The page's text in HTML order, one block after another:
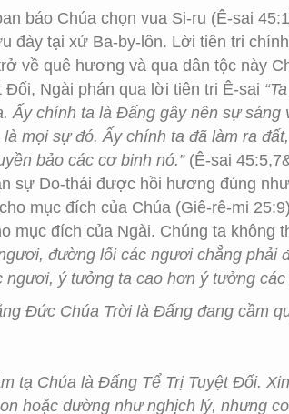
báo Chúa chọn vua Si-ru (Ê-sai
đày tại xứ Ba-by-lôn. Lời tiên tri
về quê hương và qua dân tộc này
Đối, Ngài phán qua lời tiên tri Ê-sai
Ấy chính ta là Đấng gây nên sự
mọi sự đó. Ấy chính ta đã làm ra
bảo các cơ binh nó.”(Ê-sai
sự Do-thái được hồi hương đúng
mục đích của Chúa (Giê-rê-mi
mục đích của Ngài. Chúng ta
đường lối các ngươi chẳng
ngươi, ý tưởng ta cao hơn ý tưởng các
Đức Chúa Trời là Đấng đang cầm
tạ Chúa là Đấng Tể Trị Tuyệt Đối.
hoặc dường như nghịch lý, nhưng